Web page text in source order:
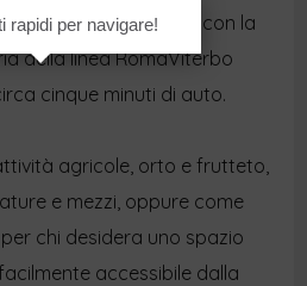
e da tutti i servizi, con la
della linea RomaViterbo
cinque minuti di auto.
agricole, orto e frutteto,
e mezzi, oppure come
chi desidera uno spazio
accessibile dalla
rapidi per navigare!